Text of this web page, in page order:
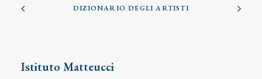
DIZIONARIO DEGLI ARTISTI
Istituto Matteucci